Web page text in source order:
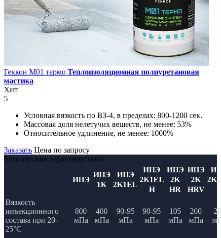
Геккон М01 термо Теплоизоляционная полиуретановая
мастика
Хит
5
Условная вязкость по ВЗ-4, в пределах: 800-1200 сек.
Массовая доля нелетучих веществ, не менее: 53%
Относительное удлинение, не менее: 1000%
Заказать Цена по запросу
Технические характеристики
ИПЭ
ИПЭ
1K
ИПЭ
2K1EL
ИПЭ
2K1EL
H
ИПЭ
2K
HR
ИПЭ
2K
HRV
Вязкость
инъекционного
состава при 20-
25°C
800
мПа
400
мПа
90-95
мПа
90-95
мПа
105
мПа
200
мПа